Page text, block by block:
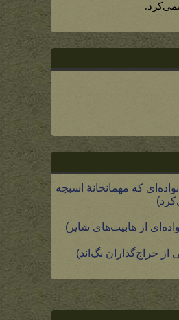
که مهمانخانۀ اسبچه
از هابیت‌های شایر)
از حراج‌گذاران بگ‌اند)